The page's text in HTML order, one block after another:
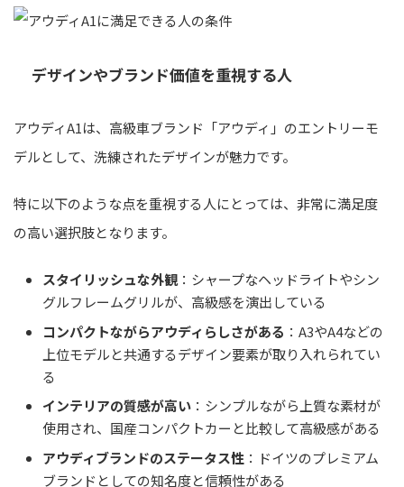
デザインやブランド価値を重視する人
アウディA1は、高級車ブランド「アウディ」のエントリーモ
デルとして、洗練されたデザインが魅力です。
特に以下のような点を重視する人にとっては、非常に満足度
の高い選択肢となります。
スタイリッシュな外観：シャープなヘッドライトやシン
グルフレームグリルが、高級感を演出している
コンパクトながらアウディらしさがある ：A3やA4などの
上位モデルと共通するデザイン要素が取り入れられてい
る
インテリアの質感が高い ：シンプルながら上質な素材が
使用され、国産コンパクトカーと比較して高級感がある
アウディブランドのステータス性 ：ドイツのプレミアム
ブランドとしての知名度と信頼性がある